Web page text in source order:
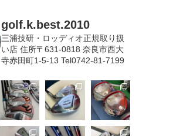
golf.k.best.2010
三浦技研・ロッディオ正規取り扱
い店 住所〒631-0818 奈良市西大
寺赤田町1-5-13 Tel0742-81-7199